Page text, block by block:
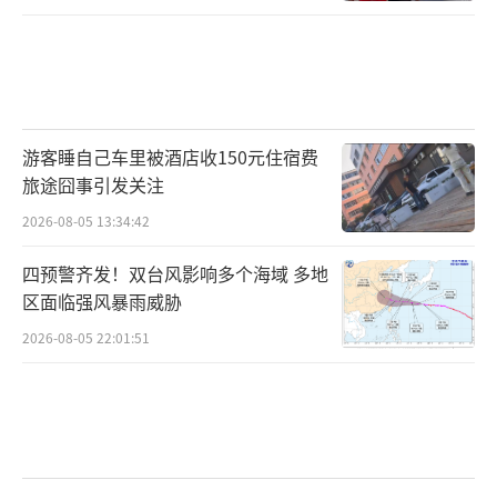
游客睡自己车里被酒店收150元住宿费
旅途囧事引发关注
2026-08-05 13:34:42
四预警齐发！双台风影响多个海域 多地
区面临强风暴雨威胁
2026-08-05 22:01:51